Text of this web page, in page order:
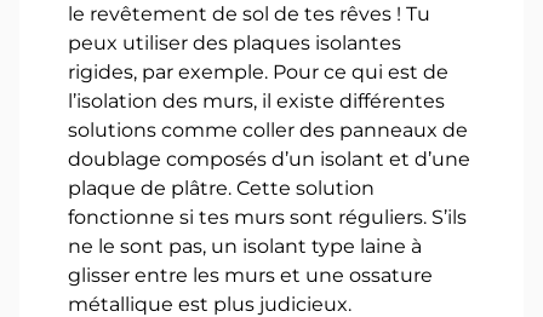
le revêtement de sol de tes rêves ! Tu
peux utiliser des plaques isolantes
rigides, par exemple. Pour ce qui est de
l’isolation des murs, il existe différentes
solutions comme coller des panneaux de
doublage composés d’un isolant et d’une
plaque de plâtre. Cette solution
fonctionne si tes murs sont réguliers. S’ils
ne le sont pas, un isolant type laine à
glisser entre les murs et une ossature
métallique est plus judicieux.